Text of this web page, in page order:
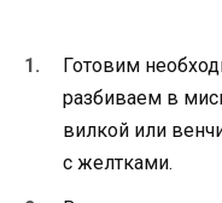
Готовим
разбиваем в
вилкой или
с желтками.